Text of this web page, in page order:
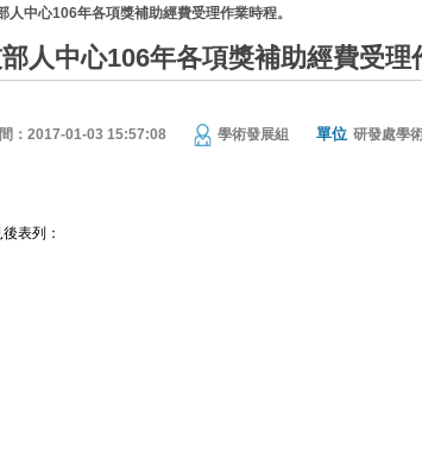
人中心106年各項獎補助經費受理作業時程。
人中心106年各項獎補助經費受理
：2017-01-03 15:57:08 學術發展組 單位 研發處學
後表列：